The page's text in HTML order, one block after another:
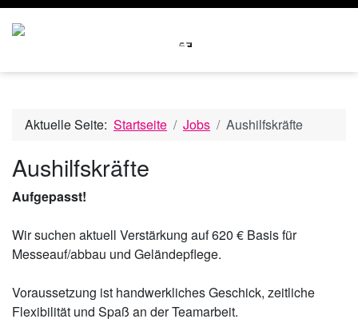
Aktuelle Seite: Startseite Jobs Aushilfskräfte
Aushilfskräfte
Aufgepasst!
Wir suchen aktuell Verstärkung auf 620 € Basis für
Messeauf/abbau und Geländepflege.
Voraussetzung ist handwerkliches Geschick, zeitliche
Flexibilität und Spaß an der Teamarbeit.